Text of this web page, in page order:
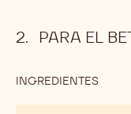
PARA EL
INGREDIENTES